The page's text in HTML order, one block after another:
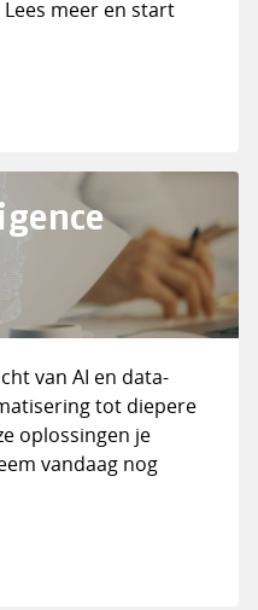
meer en start
van AI en data-
tot diepere
oplossingen je
vandaag nog